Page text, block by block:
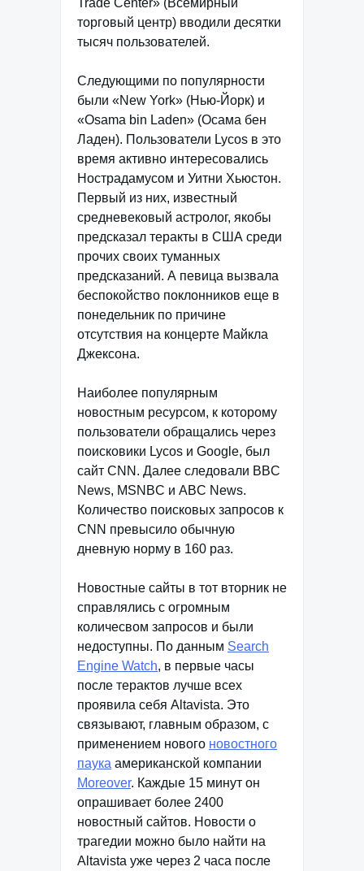
Trade Center» (Всемирный
торговый центр) вводили десятки
тысяч пользователей.
Следующими по популярности
были «New York» (Нью-Йорк) и
«Osama bin Laden» (Осама бен
Ладен). Пользователи Lycos в это
время активно интересовались
Нострадамусом и Уитни Хьюстон.
Первый из них, известный
средневековый астролог, якобы
предсказал теракты в США среди
прочих своих туманных
предсказаний. А певица вызвала
беспокойство поклонников еще в
понедельник по причине
отсутствия на концерте Майкла
Джексона.
Наиболее популярным
новостным ресурсом, к которому
пользователи обращались через
поисковики Lycos и Google, был
сайт CNN. Далее следовали BBC
News, MSNBC и ABC News.
Количество поисковых запросов к
CNN превысило обычную
дневную норму в 160 раз.
Новостные сайты в тот вторник не
справлялись с огромным
количесвом запросов и были
недоступны. По данным Search
Engine Watch, в первые часы
после терактов лучше всех
проявила себя Altavista. Это
связывают, главным образом, с
применением нового новостного
паука американской компании
Moreover. Каждые 15 минут он
опрашивает более 2400
новостный сайтов. Новости о
трагедии можно было найти на
Altavista уже через 2 часа после